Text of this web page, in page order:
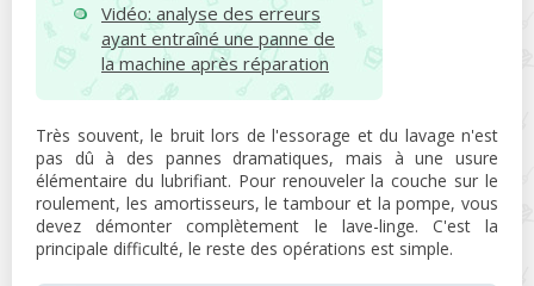
Vidéo: analyse des erreurs
ayant entraîné une panne de
la machine après réparation
Très souvent, le bruit lors de l'essorage et du lavage n'est
pas dû à des pannes dramatiques, mais à une usure
élémentaire du lubrifiant. Pour renouveler la couche sur le
roulement, les amortisseurs, le tambour et la pompe, vous
devez démonter complètement le lave-linge. C'est la
principale difficulté, le reste des opérations est simple.